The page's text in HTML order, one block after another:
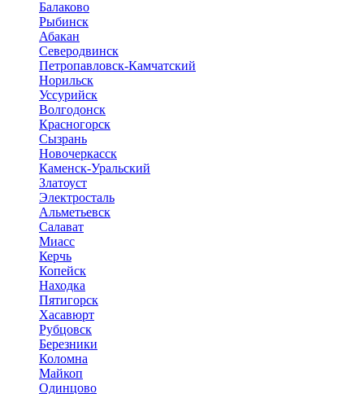
Балаково
Рыбинск
Абакан
Северодвинск
Петропавловск-Камчатский
Норильск
Уссурийск
Волгодонск
Красногорск
Сызрань
Новочеркасск
Каменск-Уральский
Златоуст
Электросталь
Альметьевск
Салават
Миасс
Керчь
Копейск
Находка
Пятигорск
Хасавюрт
Рубцовск
Березники
Коломна
Майкоп
Одинцово